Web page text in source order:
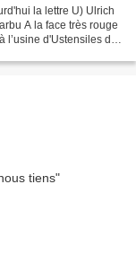
la lettre U) Ulrich
A la face très rouge
l’usine d'Ustensiles de